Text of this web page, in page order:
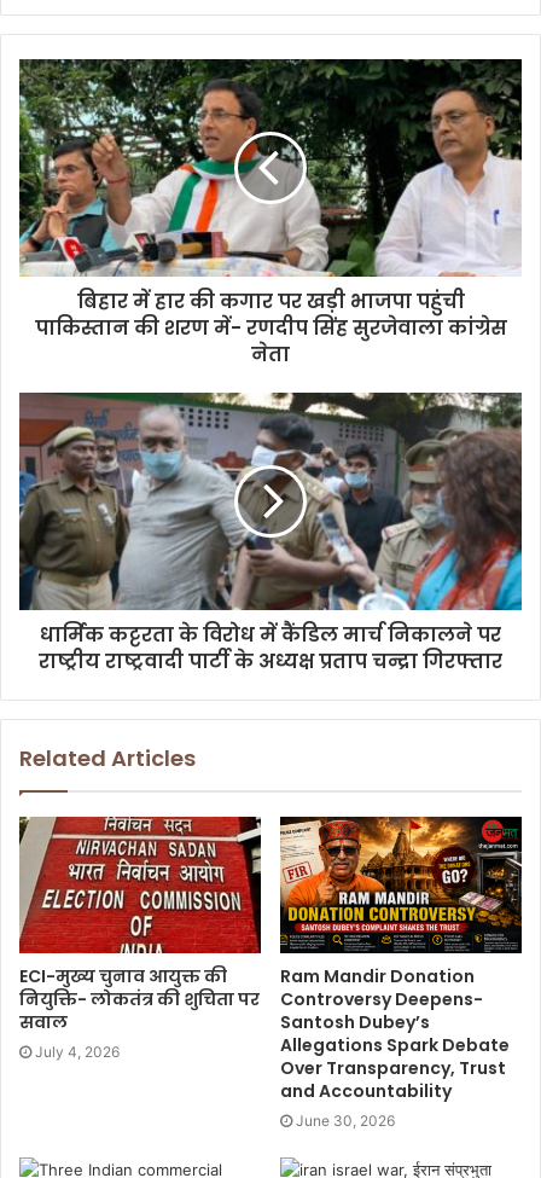
बिहार में हार की कगार पर खड़ी भाजपा पहुंची
पाकिस्तान की शरण में- रणदीप सिंह सुरजेवाला कांग्रेस
नेता
धार्मिक कट्टरता के विरोध में कैंडिल मार्च निकालने पर
राष्ट्रीय राष्ट्रवादी पार्टी के अध्यक्ष प्रताप चन्द्रा गिरफ्तार
Related Articles
ECI-मुख्य चुनाव आयुक्त की
नियुक्ति- लोकतंत्र की शुचिता पर
सवाल
July 4, 2026
Ram Mandir Donation
Controversy Deepens-
Santosh Dubey’s
Allegations Spark Debate
Over Transparency, Trust
and Accountability
June 30, 2026